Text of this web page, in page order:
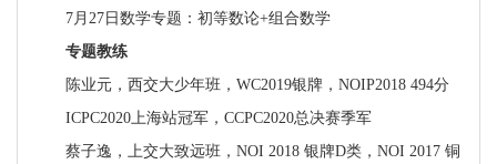
7月27日数学专题：初等数论+组合数学
专题教练
陈业元，西交大少年班，WC2019银牌，NOIP2018 494分
ICPC2020上海站冠军，CCPC2020总决赛季军
蔡子逸，上交大致远班，NOI 2018 银牌D类，NOI 2017 铜